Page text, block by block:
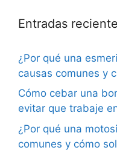
Entradas
¿Por qué una
causas comunes y
Cómo cebar una
evitar que trabaje
¿Por qué una
comunes y cómo